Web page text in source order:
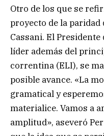
Otro de los que se
proyecto de la paridad
Cassani. El Presidente
líder además del
correntina (ELI), se
posible avance. «La
gramatical y
materialice. Vamos a
amplitud», aseveró